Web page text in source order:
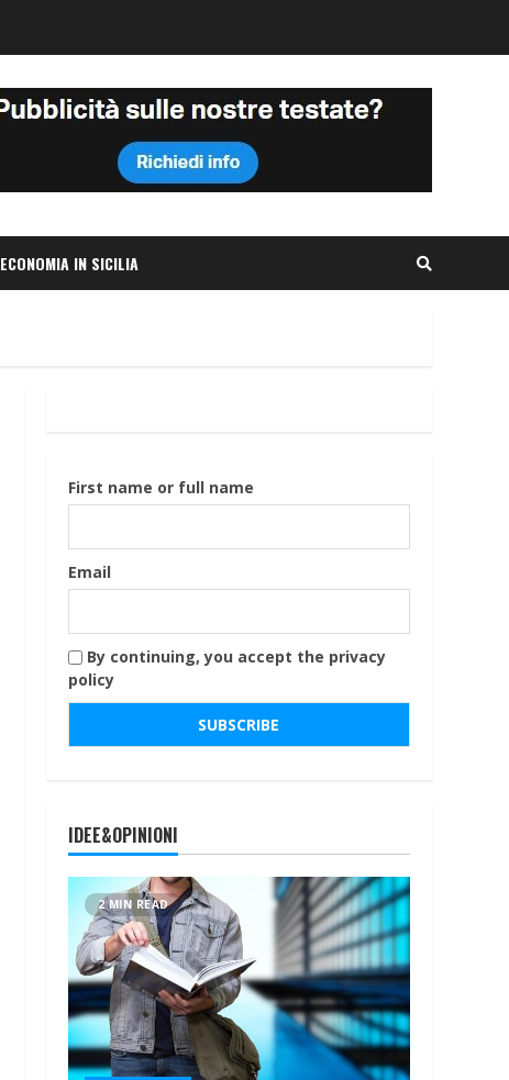
ECONOMIA IN SICILIA
First name or full name
Email
By continuing, you accept the privacy
policy
IDEE&OPINIONI
2 MIN READ